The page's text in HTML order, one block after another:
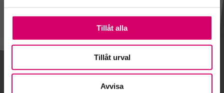
Tillåt alla
Tillåt urval
Avvisa
Kalendarium
Gå till kalendariet